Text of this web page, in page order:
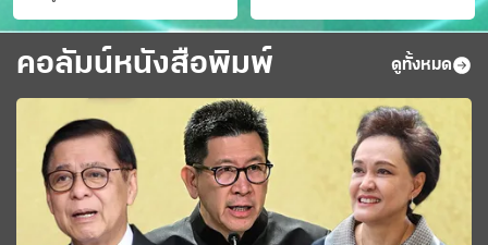
ไม่มีศพเพิ่ม
สอบท้องถิ่น จ่อบี้รํ่ารวยมากปกติ
คอลัมน์หนังสือพิมพ์ ดูทั้งหมด